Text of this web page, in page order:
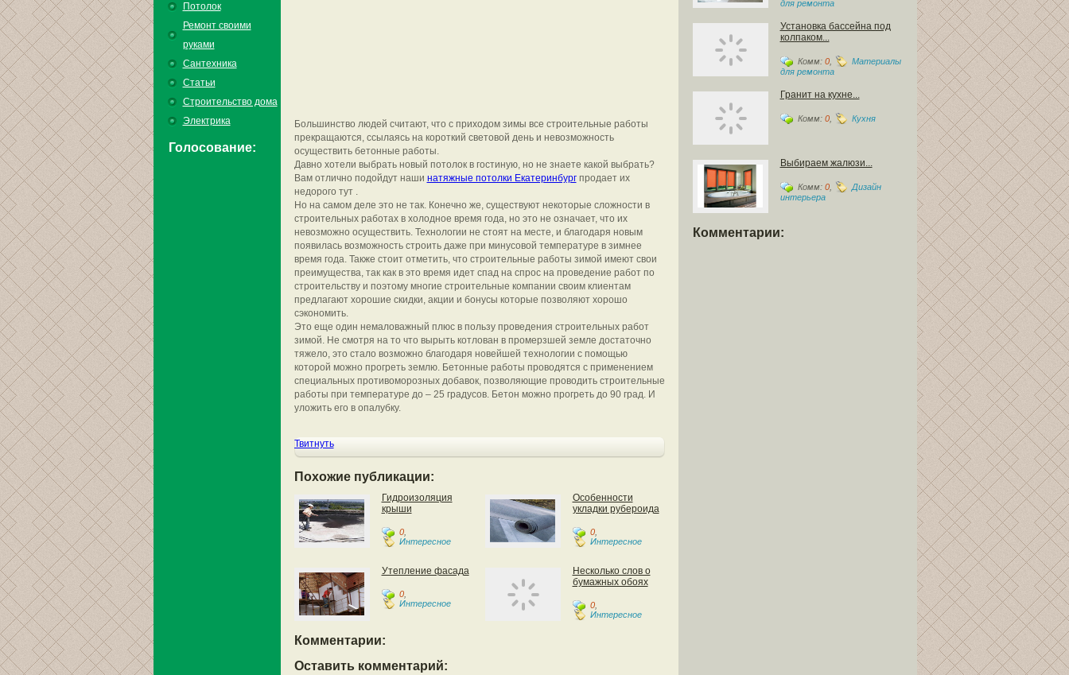
Потолок
Ремонт своими
руками
Сантехника
Статьи
Строительство дома
Электрика
Голосование:
для ремонта
Установка бассейна под
колпаком...
Комм: 0,
Материалы
для ремонта
Гранит на кухне...
Комм: 0, Кухня
Выбираем жалюзи...
Комм: 0,
Дизайн
интерьера
Комментарии:
Большинство людей считают, что с приходом зимы все строительные работы
прекращаются, ссылаясь на короткий световой день и невозможность
осуществить бетонные работы.
Давно хотели выбрать новый потолок в гостиную, но не знаете какой выбрать?
Вам отлично подойдут наши натяжные потолки Екатеринбургпродает их
недорого тут .
Но на самом деле это не так. Конечно же, существуют некоторые сложности в
строительных работах в холодное время года, но это не означает, что их
невозможно осуществить. Технологии не стоят на месте, и благодаря новым
появилась возможность строить даже при минусовой температуре в зимнее
время года. Также стоит отметить, что строительные работы зимой имеют свои
преимущества, так как в это время идет спад на спрос на проведение работ по
строительству и поэтому многие строительные компании своим клиентам
предлагают хорошие скидки, акции и бонусы которые позволяют хорошо
сэкономить.
Это еще один немаловажный плюс в пользу проведения строительных работ
зимой. Не смотря на то что вырыть котлован в промерзшей земле достаточно
тяжело, это стало возможно благодаря новейшей технологии с помощью
которой можно прогреть землю. Бетонные работы проводятся с применением
специальных противоморозных добавок, позволяющие проводить строительные
работы при температуре до – 25 градусов. Бетон можно прогреть до 90 град. И
уложить его в опалубку.
Твитнуть
Похожие публикации:
Гидроизоляция
крыши
0,
Интересное
Особенности
укладки рубероида
0,
Интересное
Утепление фасада
0,
Интересное
Несколько слов о
бумажных обоях
0,
Интересное
Комментарии:
Оставить комментарий: